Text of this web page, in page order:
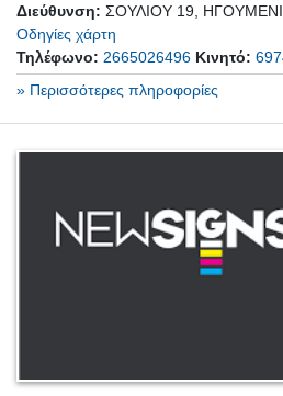
Διεύθυνση: ΣΟΥΛΙΟΥ 19,
Οδηγίες χάρτη
Τηλέφωνο: 2665026496 Κινητό:
» Περισσότερες πληροφορίες